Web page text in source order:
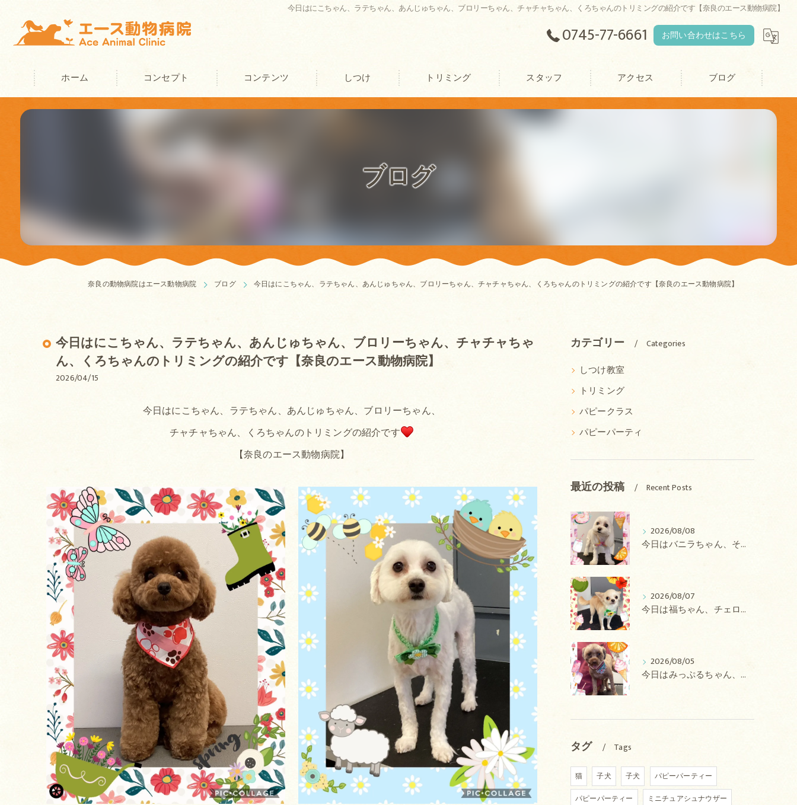
今日はにこちゃん、ラテちゃん、あんじゅちゃん、ブロリーちゃん、チャチャちゃん、くろちゃんのトリミングの紹介です【奈良のエース動物病院】
0745-77-6661 お問い合わせはこちら
ホーム コンセプト
奈良の動物病院･エース動物病院の口コミ情報
奈良の動物病院･エース動物病院の評判
奈良の動物病院･エース動物病院のお客様の声
コンテンツ しつけ トリミング スタッフ アクセス ブログ
ブログ
奈良の動物病院はエース動物病院 ブログ 今日はにこちゃん、ラテちゃん、あんじゅちゃん、ブロリーちゃん、チャチャちゃん、くろちゃんのトリミングの紹介です【奈良のエース動物病院】
今日はにこちゃん、ラテちゃん、あんじゅちゃん、ブロリーちゃん、チャチャちゃ
ん、くろちゃんのトリミングの紹介です【奈良のエース動物病院】
2026/04/15
今日はにこちゃん、ラテちゃん、あんじゅちゃん、ブロリーちゃん、
チャチャちゃん、くろちゃんのトリミングの紹介です
【奈良のエース動物病院】
カテゴリー Categories
しつけ教室
トリミング
パピークラス
パピーパーティ
最近の投稿 Recent Posts
2026/08/08
今日はバニラちゃん、そるてちゃん、ラテちゃん、バニラちゃん、チョコちゃん、ベリーちゃん、メロンちゃん、もこちゃんのトリミングの紹介です【奈良のエース動物病院】
2026/08/07
今日は福ちゃん、チェロちゃん、ルナちゃん、Royちゃん、アネラちゃん、ポコちゃんのトリミングの紹介です【奈良のエース動物病院】
2026/08/05
今日はみっぷるちゃん、アトムちゃん、こたろうちゃん、ルルちゃん、アンジュちゃん、がぶちゃんのトリミングの紹介です【奈良のエース動物病院】
タグ Tags
猫 子犬 子犬
パピーパーティー
パピーパーティー
ミニチュアシュナウザー